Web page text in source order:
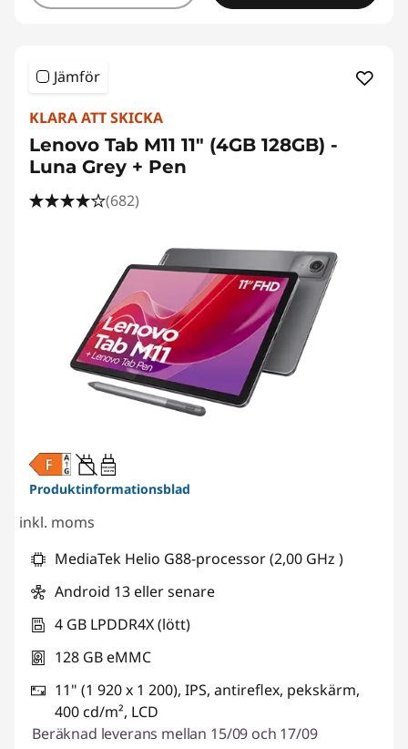
Jämför
KLARA ATT SKICKA
Lenovo Tab M11 11" (4GB 128GB) -
Luna Grey + Pen
(682)
20W-60W
USB PD
Produktinformationsblad
inkl. moms
MediaTek Helio G88-processor (2,00 GHz )
Android 13 eller senare
4 GB LPDDR4X (lött)
128 GB eMMC
11" (1 920 x 1 200), IPS, antireflex, pekskärm,
400 cd/m², LCD
Beräknad leverans mellan 15/09 och 17/09